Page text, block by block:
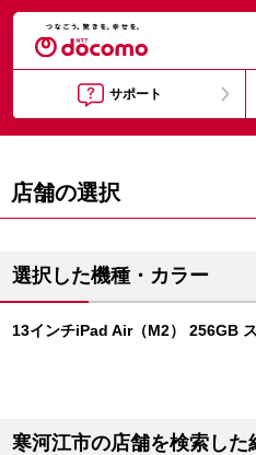
サポート
店舗の選択
選択した機種・カラー
13インチiPad Air（M2） 256GB
寒河江市の店舗を検索し